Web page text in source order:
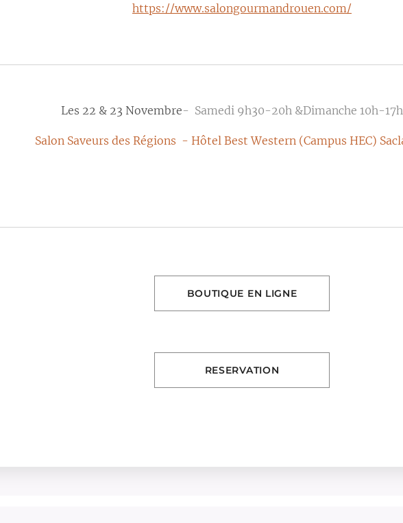
https://www.salongourmandrouen.com/
Les 22 & 23 Novembre- Samedi 9h30-20h &Dimanche 10h-
Salon Saveurs des Régions - Hôtel Best Western (Campus HEC)
BOUTIQUE EN LIGNE
RESERVATION